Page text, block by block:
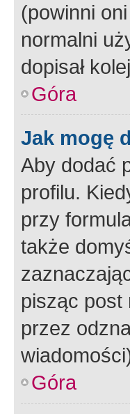
(powinni
normalni
dopisał
Góra
Jak mogę
Aby dodać
profilu.
przy
także
pisząc post
przez
Góra